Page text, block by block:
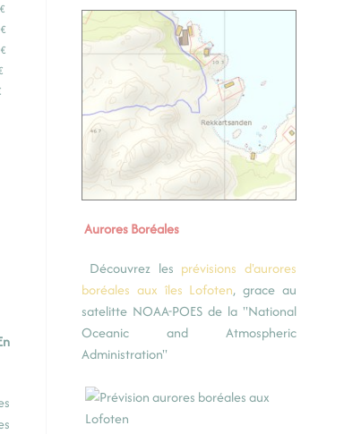
Aurores Boréales
Découvrez les prévisions d'aurores
boréales aux îles Lofoten, grace au
satelitte NOAA-POES de la "National
Oceanic and Atmospheric
Administration"